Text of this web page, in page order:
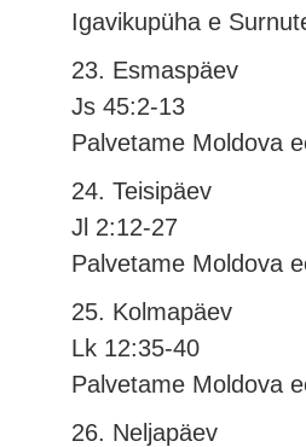
Igavikupüha e
23. Esmaspäev
Js 45:2-13
Palvetame Moldova
24. Teisipäev
Jl 2:12-27
Palvetame Moldova
25. Kolmapäev
Lk 12:35-40
Palvetame Moldova
26. Neljapäev